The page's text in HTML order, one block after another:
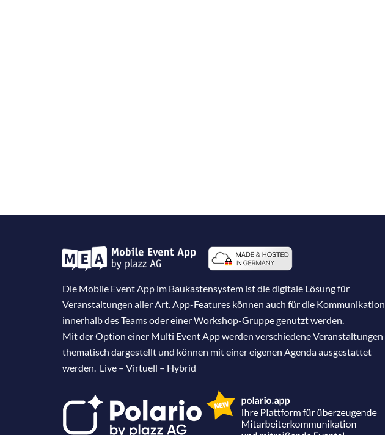
Die Mobile Event App im Baukastensystem ist die digitale Lösung für
Veranstaltungen aller Art. App-Features können auch für die Kommunikation
innerhalb des Teams oder einer Workshop-Gruppe genutzt werden.
Mit der Option einer Multi Event App werden verschiedene Veranstaltungen
thematisch dargestellt und können mit einer eigenen Agenda ausgestattet
werden. Live – Virtuell – Hybrid